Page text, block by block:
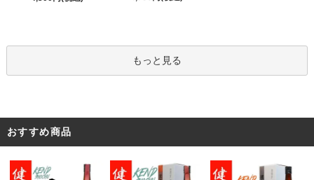
もっと見る
おすすめ商品